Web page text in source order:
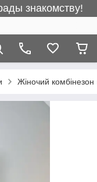
знакомству!
Жіночий